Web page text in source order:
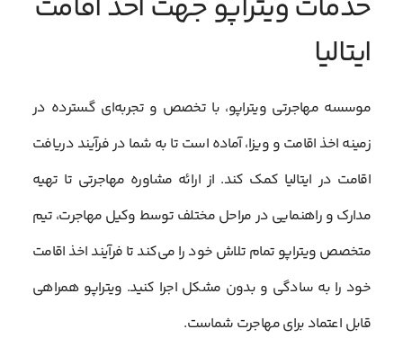
ایتالیا
موسسه مهاجرتی ویتراپو، با تخصص و تجربه‌ای گسترده در
زمینه اخذ اقامت و ویزا، آماده است تا به شما در فرآیند دریافت
اقامت در ایتالیا کمک کند. از ارائه مشاوره مهاجرتی تا تهیه
مدارک و راهنمایی در مراحل مختلف توسط وکیل مهاجرت، تیم
متخصص ویتراپو تمام تلاش خود را می‌کند تا فرآیند اخذ اقامت
خود را به سادگی و بدون مشکل اجرا کنید. ویتراپو همراهی
قابل اعتماد برای مهاجرت شماست.